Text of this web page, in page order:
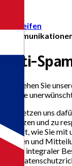
Zugreifen
Anti-
Verstehen Sie
wie Sie
Wir setzen uns
schützen und zu
erklärt, wie Sie
melden und
ist ein integraler
und